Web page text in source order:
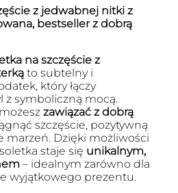
z jedwabnej nitki z
bestseller z dobrą
na szczęście z
to subtelny i
który łączy
z symboliczną mocą.
zawiązać z dobrą
szczęście, pozytywną
marzeń. Dzięki możliwości
staje się unikalnym,
– idealnym zarówno dla
wyjątkowego prezentu.